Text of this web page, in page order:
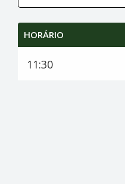
HORÁRIO
11:30